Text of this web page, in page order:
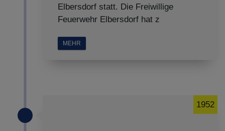
Elbersdorf statt. Die Freiwillige
Feuerwehr Elbersdorf hat z
MEHR
1952